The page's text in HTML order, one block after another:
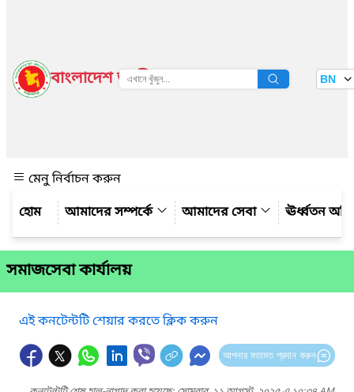
বাংলাদেশ জাতীয় তথ্য বাতায়ন BN
মেনু নির্বাচন করুন
আমাদের সম্পর্কে
আমাদের সেবা ঊর্ধ্বতন
সমাজসেবা কার্যালয়
এই কনটেন্টটি শেয়ার করতে ক্লিক করুন
আপনার মতামত প্রদান করুন